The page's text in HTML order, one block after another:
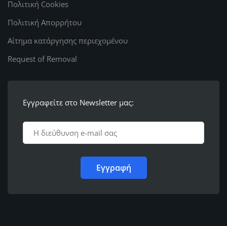
Πολιτική Cookies
Πολιτική Απορρήτου
Αίτημα κατάργησης περιεχομένου
Request of Removal
Εγγραφείτε στο Newsletter μας: